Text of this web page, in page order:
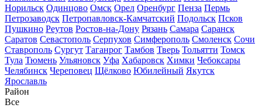
Норильск Одинцово Омск Орел Оренбург Пенза Пермь
Петрозаводск Петропавловск-Камчатский Подольск Псков
Пушкино Реутов Ростов-на-Дону Рязань Самара Саранск
Саратов Севастополь Серпухов Симферополь Смоленск Сочи
Ставрополь Сургут Таганрог Тамбов Тверь Тольятти Томск
Тула Тюмень Ульяновск Уфа Хабаровск Химки Чебоксары
Челябинск Череповец Щёлково Юбилейный Якутск
Ярославль
Район
Все